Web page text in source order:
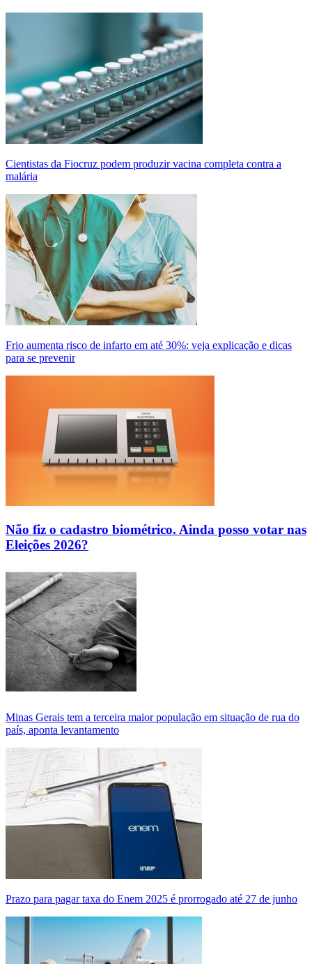
Cientistas da Fiocruz podem produzir vacina completa contra a
malária
Frio aumenta risco de infarto em até 30%: veja explicação e dicas
para se prevenir
Não fiz o cadastro biométrico. Ainda posso votar nas
Eleições 2026?
Minas Gerais tem a terceira maior população em situação de rua do
país, aponta levantamento
Prazo para pagar taxa do Enem 2025 é prorrogado até 27 de junho